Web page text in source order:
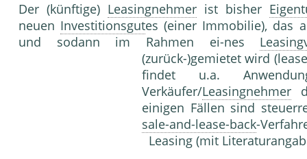
Der (künftige) Leasingnehmer ist bisher
neuen Investitionsgutes (einer Immobilie), das
und sodann im Rahmen ei-nes
(zurück-)gemietet wird
findet u.a.
Verkäufer/Leasingnehmer
einigen Fällen sind
sale-and-lease-back-
Leasing (mit